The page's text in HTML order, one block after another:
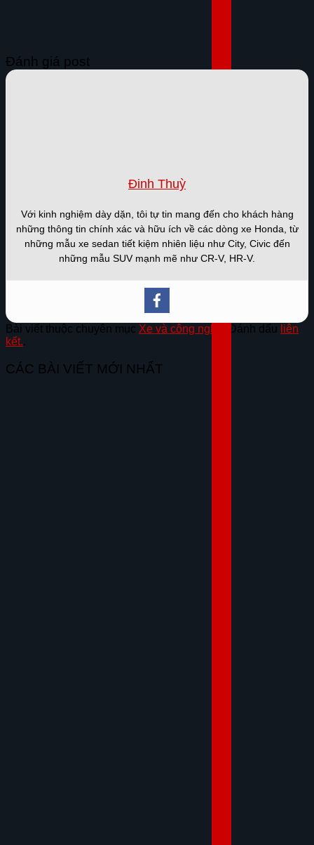
Đánh giá post
Đinh Thuỳ
Với kinh nghiệm dày dặn, tôi tự tin mang đến cho khách hàng
những thông tin chính xác và hữu ích về các dòng xe Honda, từ
những mẫu xe sedan tiết kiệm nhiên liệu như City, Civic đến
những mẫu SUV mạnh mẽ như CR-V, HR-V.
Bài viết thuộc chuyên mục Xe và công nghệ . Đánh dấu liên
kết..
CÁC BÀI VIẾT MỚI NHẤT